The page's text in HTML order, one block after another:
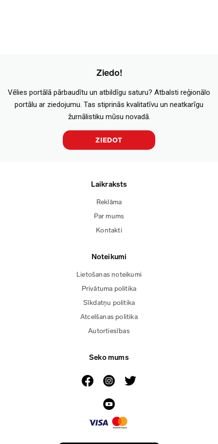
Ziedo!
Vēlies portālā pārbaudītu un atbildīgu saturu? Atbalsti reģionālo
portālu ar ziedojumu. Tas stiprinās kvalitatīvu un neatkarīgu
žurnālistiku mūsu novadā.
ZIEDOT
Laikraksts
Reklāma
Par mums
Kontakti
Noteikumi
Lietošanas noteikumi
Privātuma politika
Sīkdatņu politika
Atcelšanas politika
Autortiesības
Seko mums